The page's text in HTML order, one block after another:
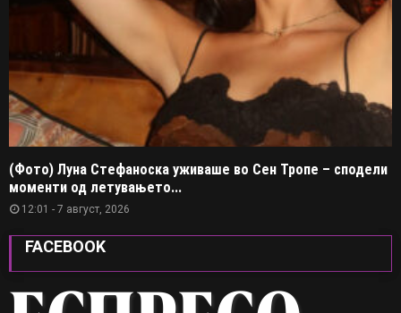
(Фото) Луна Стефаноска уживаше во Сен Тропе – сподели
моменти од летувањето...
12:01 - 7 август, 2026
FACEBOOK